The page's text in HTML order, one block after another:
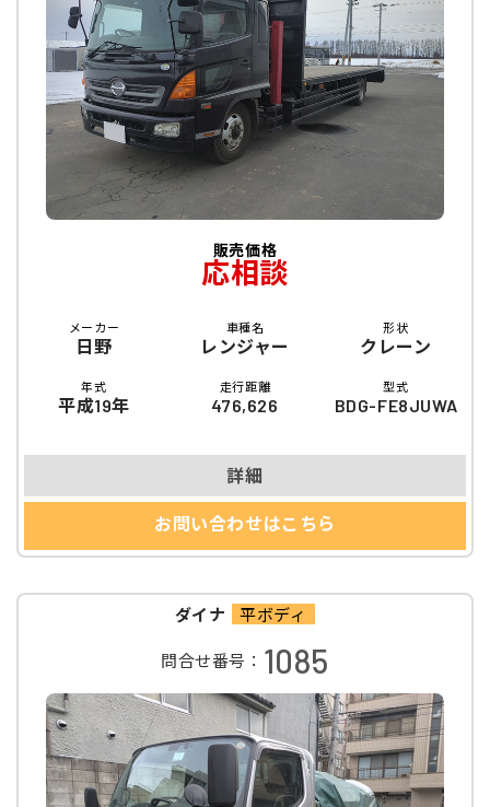
販売価格
応相談
メーカー
日野
車種名
レンジャー
形状
クレーン
年式
平成19年
走行距離
476,626
型式
BDG-FE8JUWA
詳細
お問い合わせはこちら
ダイナ 平ボディ
問合せ番号： 1085